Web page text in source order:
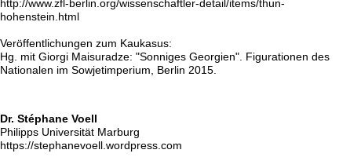
http://www.zfl-berlin.org/wissenschaftler-detail/items/thun-
hohenstein.html
Veröffentlichungen zum Kaukasus:
Hg. mit Giorgi Maisuradze: "Sonniges Georgien". Figurationen des
Nationalen im Sowjetimperium, Berlin 2015.
Dr. Stéphane Voell
Philipps Universität Marburg
https://stephanevoell.wordpress.com